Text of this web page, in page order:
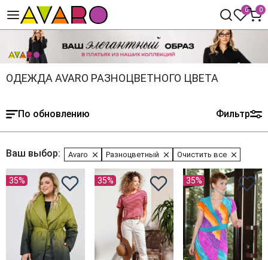
0 0
ОДЕЖДА AVARO РАЗНОЦВЕТНОГО ЦВЕТА
По обновлению Фильтр
Ваш выбор: Avaro Разноцветный Очистить все
35% 35% 35%